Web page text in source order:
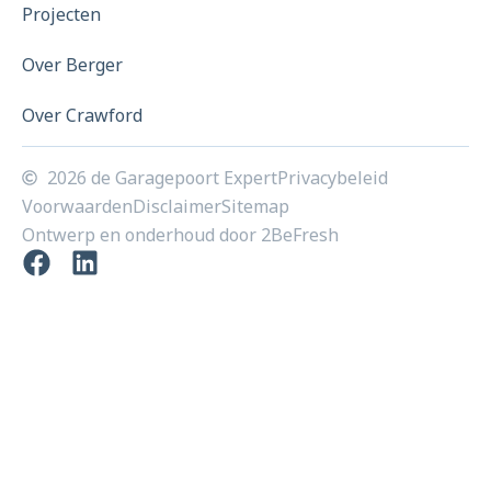
Projecten
Over Berger
Over Crawford
2026 de Garagepoort ExpertPrivacybeleid
VoorwaardenDisclaimerSitemap
Ontwerp en onderhoud door 2BeFresh